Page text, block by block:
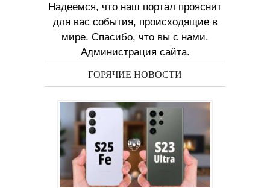
Надеемся, что наш портал прояснит
для вас события, происходящие в
мире. Спасибо, что вы с нами.
Администрация сайта.
ГОРЯЧИЕ НОВОСТИ